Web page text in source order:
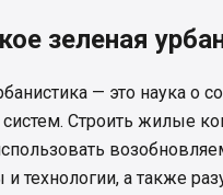
зеленая
— это наука о
систем. Строить жилые
и технологии, а также